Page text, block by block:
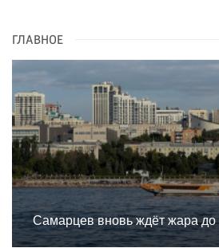
ГЛАВНОЕ
Самарцев вновь ждёт жара до